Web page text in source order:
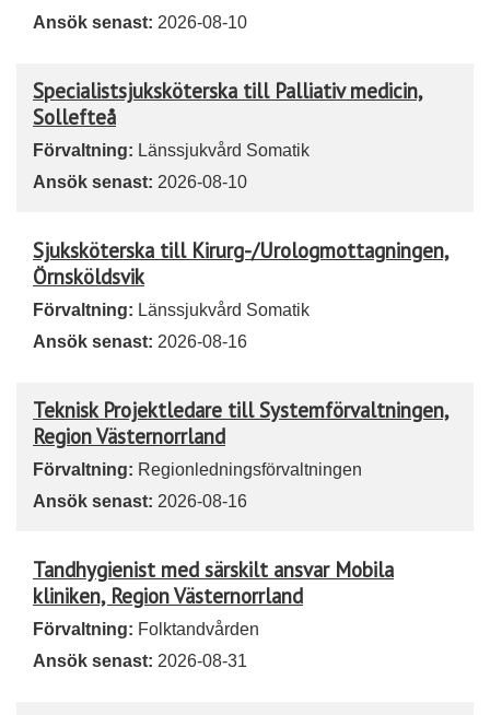
Ansök senast: 2026-08-10
Specialistsjuksköterska till Palliativ medicin,
Sollefteå
Förvaltning: Länssjukvård Somatik
Ansök senast: 2026-08-10
Sjuksköterska till Kirurg-/Urologmottagningen,
Örnsköldsvik
Förvaltning: Länssjukvård Somatik
Ansök senast: 2026-08-16
Teknisk Projektledare till Systemförvaltningen,
Region Västernorrland
Förvaltning: Regionledningsförvaltningen
Ansök senast: 2026-08-16
Tandhygienist med särskilt ansvar Mobila
kliniken, Region Västernorrland
Förvaltning: Folktandvården
Ansök senast: 2026-08-31